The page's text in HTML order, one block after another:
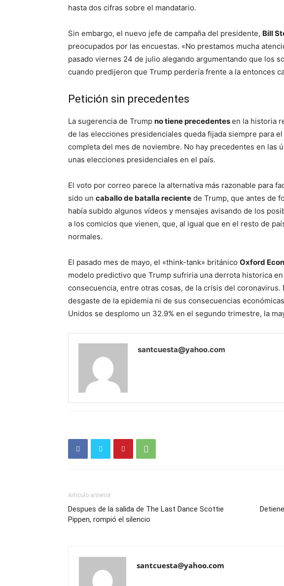
hasta dos cifras sobre el mandatario.
Sin embargo, el nuevo jefe de campaña del presidente, Bill
preocupados por las encuestas. «No prestamos mucha
pasado viernes 24 de julio alegando argumentando que los
cuando predijeron que Trump perdería frente a la entonces
Petición sin precedentes
La sugerencia de Trump no tiene precedentesen la historia
de las elecciones presidenciales queda fijada siempre para
completa del mes de noviembre. No hay precedentes en las
unas elecciones presidenciales en el país.
El voto por correo parece la alternativa más razonable para
sido un caballo de batalla reciente de Trump, que antes de
había subido algunos vídeos y mensajes avisando de los
a los comicios que vienen, que, al igual que en el resto de
normales.
El pasado mes de mayo, el «think-tank» británico Oxford
modelo predictivo que Trump sufriria una derrota historica
consecuencia, entre otras cosas, de la crisis del
desgaste de la epidemia ni de sus consecuencias
Unidos se desplomo un 32.9% en el segundo trimestre, la
santcuesta@yahoo.com
Artículo anterior
Despues de la salida de The Last Dance Scottie
Pippen, rompió el silencio
santcuesta@yahoo.com